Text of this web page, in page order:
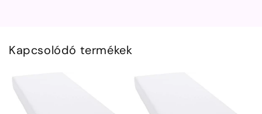
Kapcsolódó termékek